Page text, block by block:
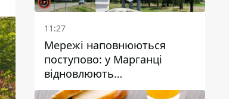
11:27
Мережі наповнюються
поступово: у Марганці
відновлюють
водопостачання